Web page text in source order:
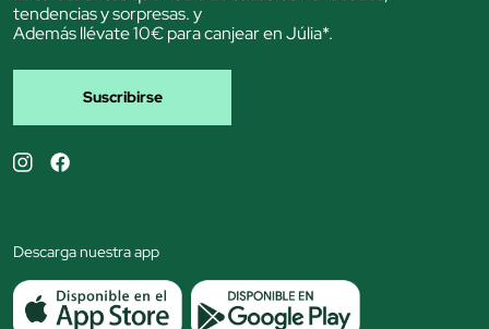
tendencias y sorpresas. y
Además llévate 10€ para canjear en Júlia*.
Suscribirse
Descarga nuestra app